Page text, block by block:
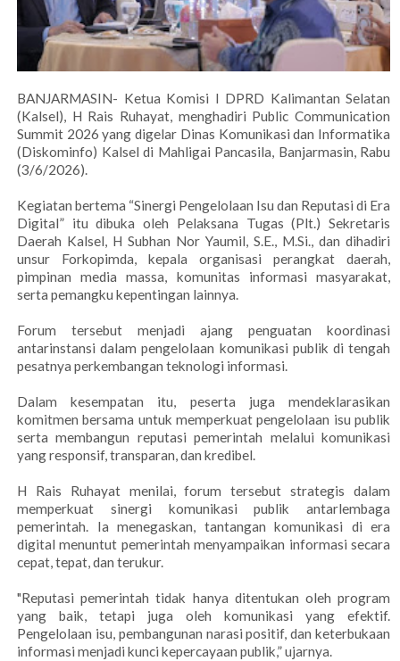
BANJARMASIN- Ketua Komisi I DPRD Kalimantan Selatan
(Kalsel), H Rais Ruhayat, menghadiri Public Communication
Summit 2026 yang digelar Dinas Komunikasi dan Informatika
(Diskominfo) Kalsel di Mahligai Pancasila, Banjarmasin, Rabu
(3/6/2026).
Kegiatan bertema “Sinergi Pengelolaan Isu dan Reputasi di Era
Digital” itu dibuka oleh Pelaksana Tugas (Plt.) Sekretaris
Daerah Kalsel, H Subhan Nor Yaumil, S.E., M.Si., dan dihadiri
unsur Forkopimda, kepala organisasi perangkat daerah,
pimpinan media massa, komunitas informasi masyarakat,
serta pemangku kepentingan lainnya.
Forum tersebut menjadi ajang penguatan koordinasi
antarinstansi dalam pengelolaan komunikasi publik di tengah
pesatnya perkembangan teknologi informasi.
Dalam kesempatan itu, peserta juga mendeklarasikan
komitmen bersama untuk memperkuat pengelolaan isu publik
serta membangun reputasi pemerintah melalui komunikasi
yang responsif, transparan, dan kredibel.
H Rais Ruhayat menilai, forum tersebut strategis dalam
memperkuat sinergi komunikasi publik antarlembaga
pemerintah. Ia menegaskan, tantangan komunikasi di era
digital menuntut pemerintah menyampaikan informasi secara
cepat, tepat, dan terukur.
"Reputasi pemerintah tidak hanya ditentukan oleh program
yang baik, tetapi juga oleh komunikasi yang efektif.
Pengelolaan isu, pembangunan narasi positif, dan keterbukaan
informasi menjadi kunci kepercayaan publik,” ujarnya.